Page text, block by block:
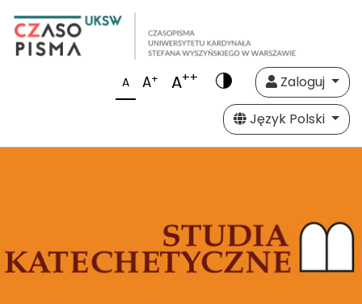
A A+ A++
Zaloguj
Język Polski